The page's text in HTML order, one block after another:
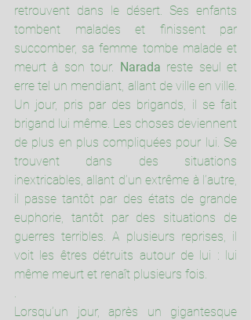
retrouvent dans le désert. Ses enfants
tombent malades et finissent par
succomber, sa femme tombe malade et
meurt à son tour. Narada reste seul et
erre tel un mendiant, allant de ville en ville.
Un jour, pris par des brigands, il se fait
brigand lui même. Les choses deviennent
de plus en plus compliquées pour lui. Se
trouvent dans des situations
inextricables, allant d’un extrême à l’autre,
il passe tantôt par des états de grande
euphorie, tantôt par des situations de
guerres terribles. A plusieurs reprises, il
voit les êtres détruits autour de lui : lui
même meurt et renaît plusieurs fois.
.
Lorsqu’un jour, après un gigantesque